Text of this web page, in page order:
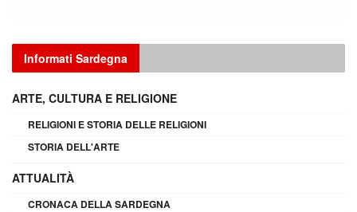
Informati Sardegna
ARTE, CULTURA E RELIGIONE
RELIGIONI E STORIA DELLE RELIGIONI
STORIA DELL'ARTE
ATTUALITÀ
CRONACA DELLA SARDEGNA